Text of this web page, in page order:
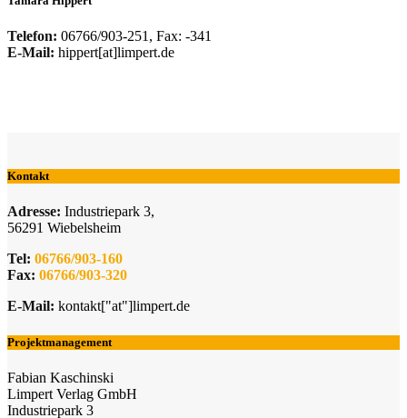
Telefon: 06766/903-251, Fax: -341
E-Mail: hippert[at]limpert.de
Kontakt
Adresse: Industriepark 3,
56291 Wiebelsheim
Tel: 06766/903-160
Fax: 06766/903-320
E-Mail: kontakt["at"]limpert.de
Projektmanagement
Fabian Kaschinski
Limpert Verlag GmbH
Industriepark 3